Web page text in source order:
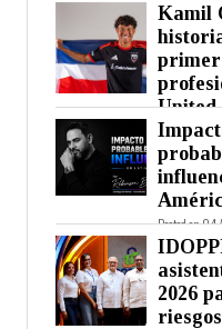
Kamil
United
Posted on 05 Aug 2026 - 0
Posted on
2026